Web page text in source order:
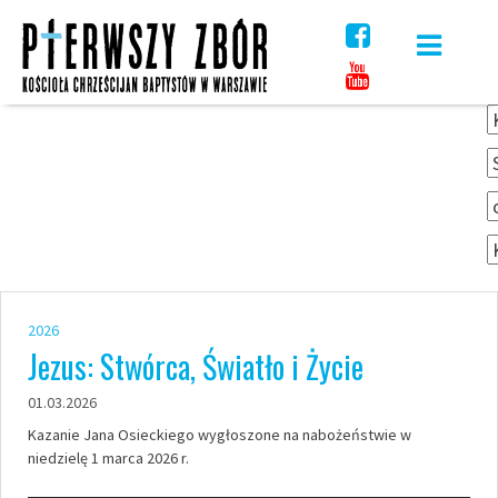
content
2026
Jezus: Stwórca, Światło i Życie
01.03.2026
Kazanie Jana Osieckiego wygłoszone na nabożeństwie w
niedzielę 1 marca 2026 r.